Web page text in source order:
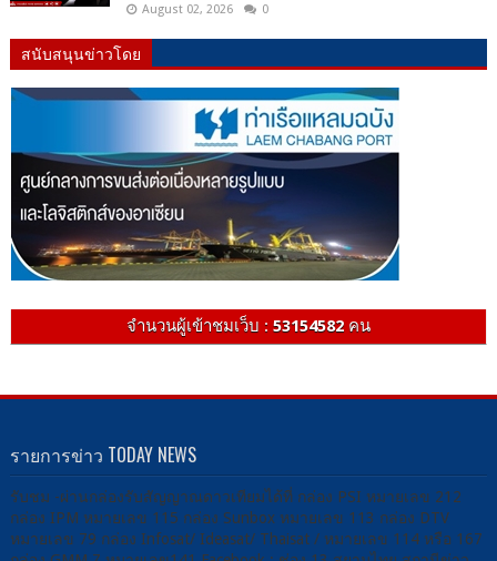
August 02, 2026 0
สนับสนุนข่าวโดย
จำนวนผู้เข้าชมเว็บ : 53154582คน
รายการข่าว TODAY NEWS
รับชม -ผ่านกล่องรับสัญญาณดาวเทียมได้ที่ กล่อง PSI หมายเลข 212
กล่อง IPM หมายเลข 115 กล่อง Sunbox หมายเลข 113 กล่อง DTV
หมายเลข 79 กล่อง Infosat/ Ideasat/ Thaisat / หมายเลข 114 หรือ 167